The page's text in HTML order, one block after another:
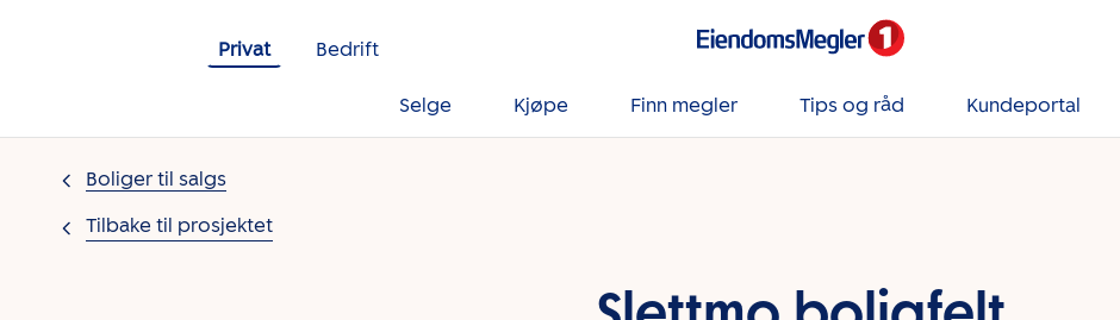
Privat
Bedrift
Selge Kjøpe Finn megler Tips og råd Kundeportal
Boliger til salgs
Tilbake til prosjektet